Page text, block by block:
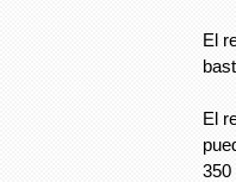
El
El
350